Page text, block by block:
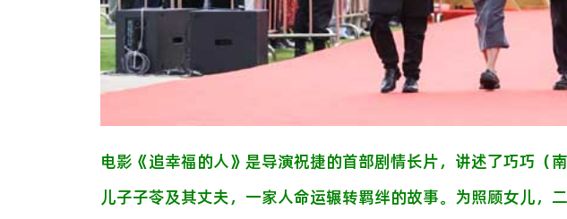
电影《追幸福的人》是导演祝捷的首部剧情长片，讲述了巧巧（
儿子子苓及其丈夫，一家人命运辗转羁绊的故事。为照顾女儿，